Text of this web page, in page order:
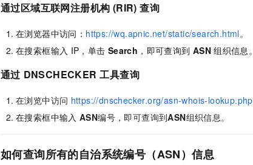
通过区域互联网注册机构 (RIR) 查询
在浏览器中访问： https://wq.apnic.net/static/search.html。
在搜索框输入 IP，单击 Search ，即可查询到 ASN 组织信息。
通过 DNSCHECKER 工具查询
在浏览中访问 https://dnschecker.org/asn-whois-lookup.php
在搜索框中输入 ASN编号 ， 即可查询到ASN组织信息。
如何查询所有的自治系统编号（ASN）信息